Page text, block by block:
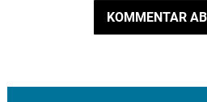
KOMMENTAR